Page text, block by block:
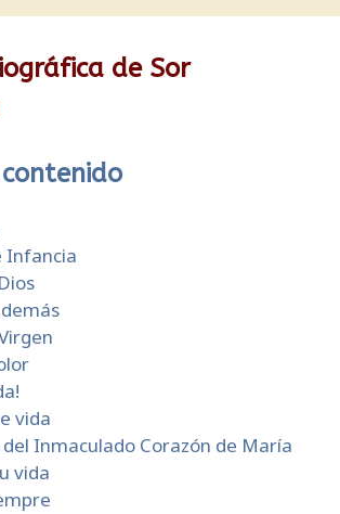
de Sor
Infancia
vida
del Inmaculado Corazón de María
vida